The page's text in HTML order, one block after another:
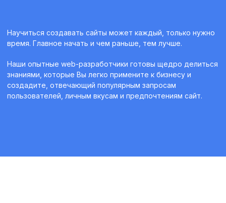
Научиться создавать сайты может каждый, только нужно
время. Главное начать и чем раньше, тем лучше.
Наши опытные web-разработчики готовы щедро делиться
знаниями, которые Вы легко примените к бизнесу и
создадите, отвечающий популярным запросам
пользователей, личным вкусам и предпочтениям сайт.